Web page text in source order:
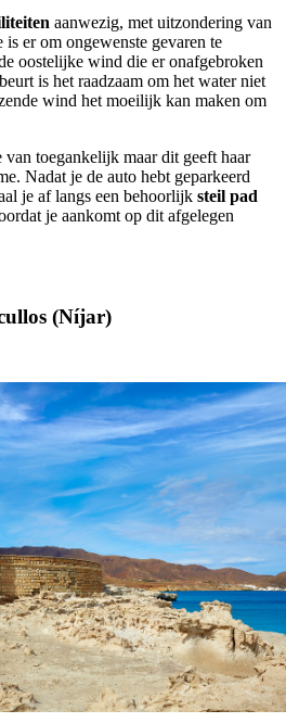
aanwezig, met uitzondering van
er om ongewenste gevaren te
oostelijke wind die er onafgebroken
is het raadzaam om het water niet
wind het moeilijk kan maken om
van toegankelijk maar dit geeft haar
Nadat je de auto hebt geparkeerd
je af langs een behoorlijk steil pad
je aankomt op dit afgelegen
(Níjar)